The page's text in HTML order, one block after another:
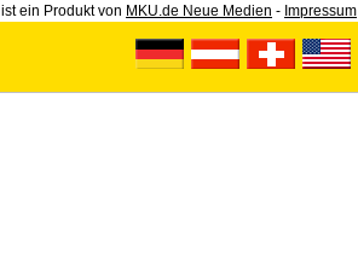
ist ein Produkt von MKU.de Neue Medien - Impressum